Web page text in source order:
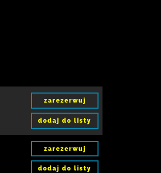
zarezerwuj
dodaj do listy
zarezerwuj
dodaj do listy